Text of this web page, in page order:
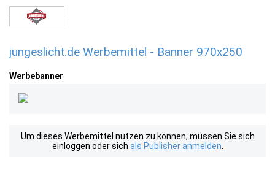
jungeslicht.de Werbemittel - Banner 970x250
Werbebanner
Um dieses Werbemittel nutzen zu können, müssen Sie sich
einloggen oder sich als Publisher anmelden